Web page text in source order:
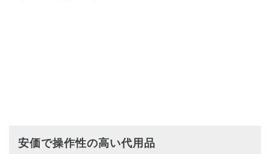
安価で操作性の高い代用品